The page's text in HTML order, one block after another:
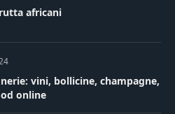
africani
vini, bollicine, champagne,
online